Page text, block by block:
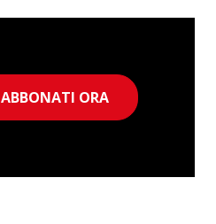
ABBONATI ORA